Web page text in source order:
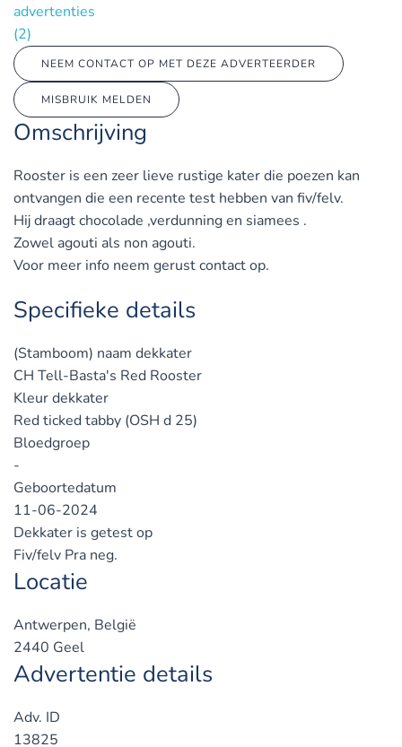
advertenties
(2)
NEEM CONTACT OP MET DEZE ADVERTEERDER
MISBRUIK MELDEN
Omschrijving
Rooster is een zeer lieve rustige kater die poezen kan
ontvangen die een recente test hebben van fiv/felv.
Hij draagt chocolade ,verdunning en siamees .
Zowel agouti als non agouti.
Voor meer info neem gerust contact op.
Specifieke details
(Stamboom) naam dekkater
CH Tell-Basta's Red Rooster
Kleur dekkater
Red ticked tabby (OSH d 25)
Bloedgroep
-
Geboortedatum
11-06-2024
Dekkater is getest op
Fiv/felv Pra neg.
Locatie
Antwerpen, België
2440 Geel
Advertentie details
Adv. ID
13825